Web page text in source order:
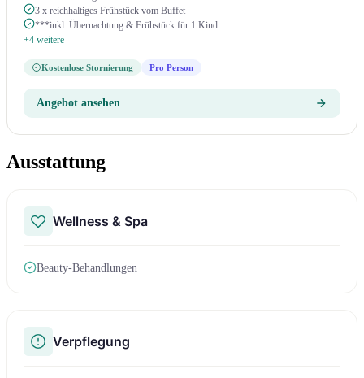
3 x reichhaltiges Frühstück vom Buffet
***inkl. Übernachtung & Frühstück für 1 Kind
+4 weitere
Kostenlose Stornierung Pro Person
Angebot ansehen
Ausstattung
Wellness & Spa
Beauty-Behandlungen
Verpflegung